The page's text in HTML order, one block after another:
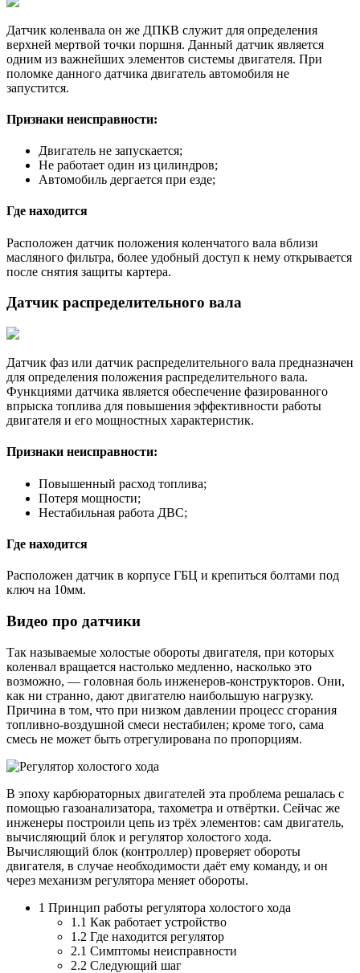
Датчик коленвала он же ДПКВ служит для определения
верхней мертвой точки поршня. Данный датчик является
одним из важнейших элементов системы двигателя. При
поломке данного датчика двигатель автомобиля не
запустится.
Признаки неисправности:
Двигатель не запускается;
Не работает один из цилиндров;
Автомобиль дергается при езде;
Где находится
Расположен датчик положения коленчатого вала вблизи
масляного фильтра, более удобный доступ к нему открывается
после снятия защиты картера.
Датчик распределительного вала
Датчик фаз или датчик распределительного вала предназначен
для определения положения распределительного вала.
Функциями датчика является обеспечение фазированного
впрыска топлива для повышения эффективности работы
двигателя и его мощностных характеристик.
Признаки неисправности:
Повышенный расход топлива;
Потеря мощности;
Нестабильная работа ДВС;
Где находится
Расположен датчик в корпусе ГБЦ и крепиться болтами под
ключ на 10мм.
Видео про датчики
Так называемые холостые обороты двигателя, при которых
коленвал вращается настолько медленно, насколько это
возможно, — головная боль инженеров-конструкторов. Они,
как ни странно, дают двигателю наибольшую нагрузку.
Причина в том, что при низком давлении процесс сгорания
топливно-воздушной смеси нестабилен; кроме того, сама
смесь не может быть отрегулирована по пропорциям.
В эпоху карбюраторных двигателей эта проблема решалась с
помощью газоанализатора, тахометра и отвёртки. Сейчас же
инженеры построили цепь из трёх элементов: сам двигатель,
вычисляющий блок и регулятор холостого хода.
Вычисляющий блок (контроллер) проверяет обороты
двигателя, в случае необходимости даёт ему команду, и он
через механизм регулятора меняет обороты.
1 Принцип работы регулятора холостого хода
1.1 Как работает устройство
1.2 Где находится регулятор
2.1 Симптомы неисправности
2.2 Следующий шаг